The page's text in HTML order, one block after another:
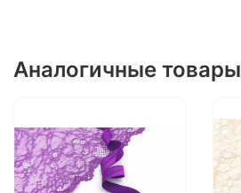
Аналогичные товары